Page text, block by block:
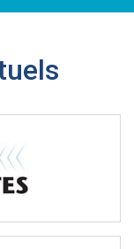
pour les centres